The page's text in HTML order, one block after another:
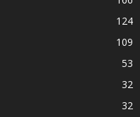
124
109
53
32
32